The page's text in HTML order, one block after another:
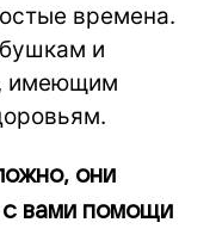
времена.
и
имеющим
они
вами помощи